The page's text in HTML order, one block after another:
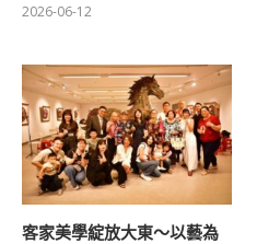
2026-06-12
客家美學綻放大東～以藝為